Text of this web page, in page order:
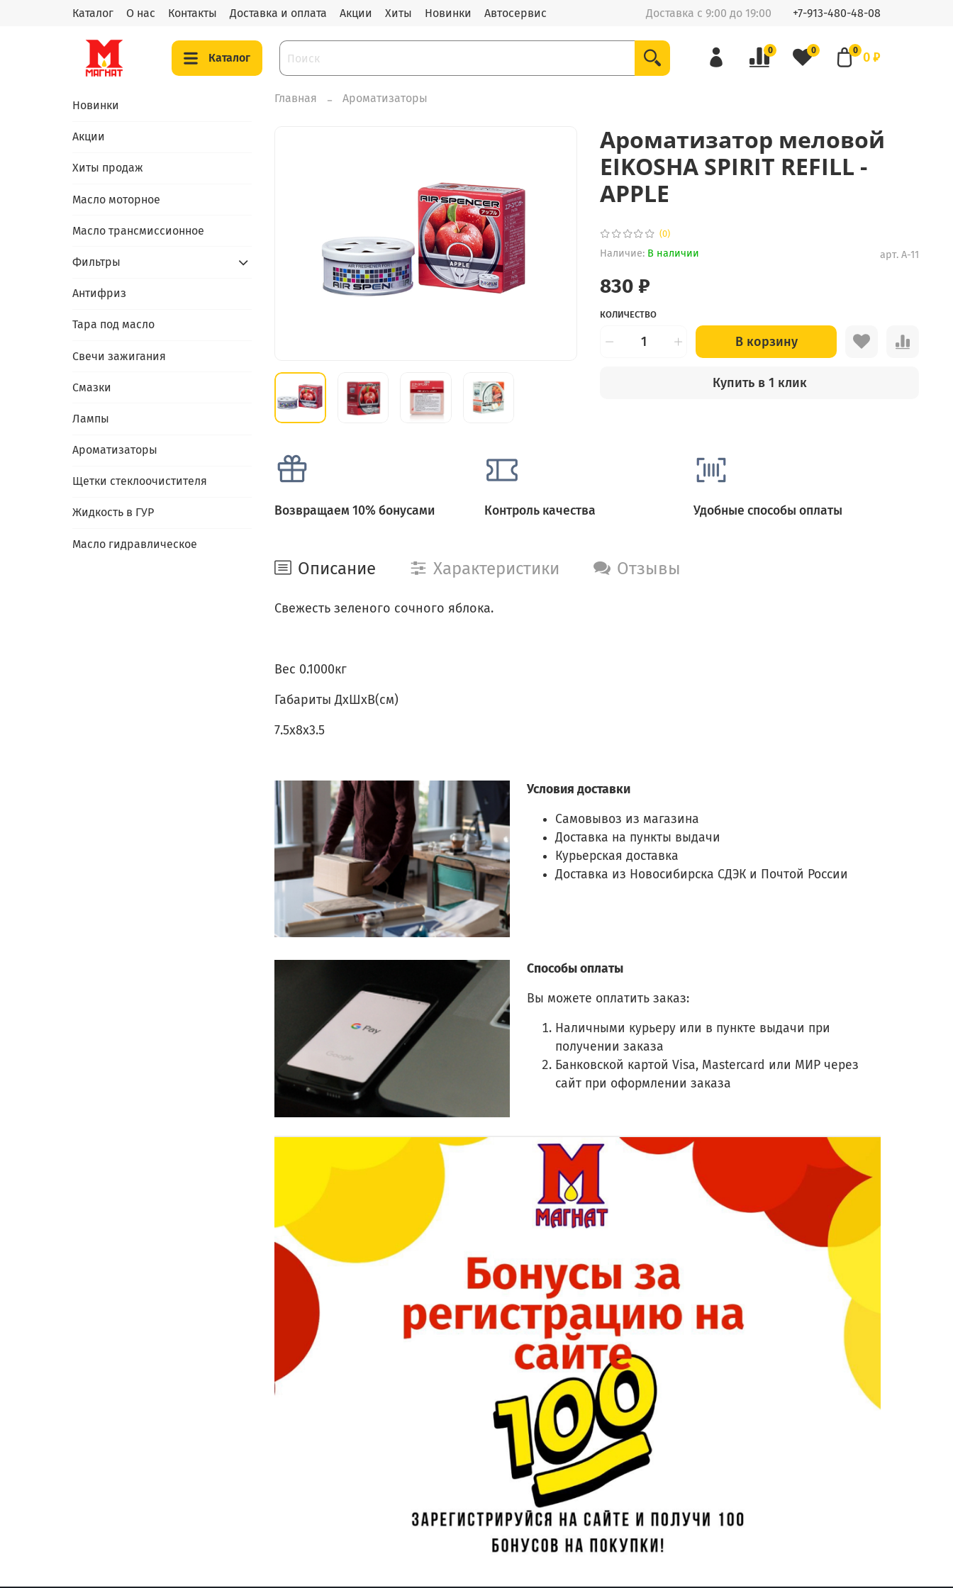
Каталог О нас Контакты Доставка и оплата Акции Хиты Новинки Автосервис Доставка с 9:00 до 19:00 +7-913-480-48-08
Каталог
0 0 0 0 ₽
Главная Ароматизаторы
(0)
арт.A-11
Наличие: В наличии
Ароматизатор меловой
EIKOSHA SPIRIT REFILL -
APPLE
830 ₽
КОЛИЧЕСТВО
В корзину
Купить в 1 клик
Возвращаем 10% бонусами Контроль качества Удобные способы оплаты
Описание Характеристики Отзывы
Свежесть зеленого сочного яблока.
Вес 0.1000кг
Габариты ДхШхВ(см)
7.5х8x3.5
Условия доставки
Самовывоз из магазина
Доставка на пункты выдачи
Курьерская доставка
Доставка из Новосибирска СДЭК и Почтой России
Способы оплаты
Вы можете оплатить заказ:
Наличными курьеру или в пункте выдачи при
получении заказа
Банковской картой Visa, Mastercard или МИР через
сайт при оформлении заказа
Новинки
Акции
Хиты продаж
Масло моторное
Масло трансмиссионное
Фильтры
Антифриз
Тара под масло
Свечи зажигания
Смазки
Лампы
Ароматизаторы
Щетки стеклоочистителя
Жидкость в ГУР
Масло гидравлическое